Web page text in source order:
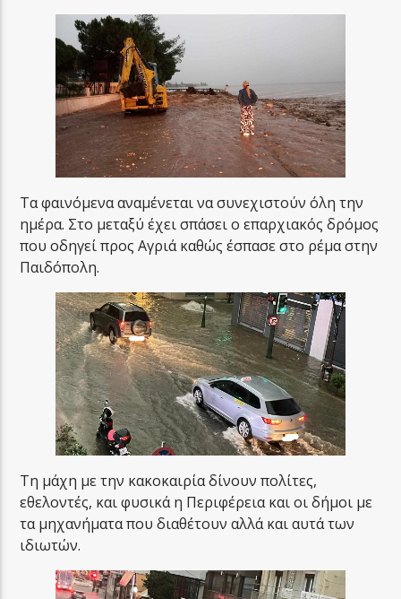
Τα φαινόμενα αναμένεται να συνεχιστούν όλη την
ημέρα. Στο μεταξύ έχει σπάσει ο επαρχιακός δρόμος
που οδηγεί προς Αγριά καθώς έσπασε στο ρέμα στην
Παιδόπολη.
Τη μάχη με την κακοκαιρία δίνουν πολίτες,
εθελοντές, και φυσικά η Περιφέρεια και οι δήμοι με
τα μηχανήματα που διαθέτουν αλλά και αυτά των
ιδιωτών.